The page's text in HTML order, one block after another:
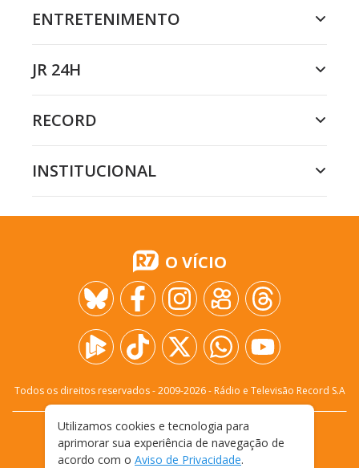
ENTRETENIMENTO
JR 24H
RECORD
INSTITUCIONAL
O VÍCIO
Todos os direitos reservados - 2009-2026- Rádio e Televisão Record S.A
FALE CONOSCO
PRIVACIDADE
TERMOS E CONDIÇÕES DE USO
Utilizamos cookies e tecnologia para
aprimorar sua experiência de navegação de
acordo com o Aviso de Privacidade.